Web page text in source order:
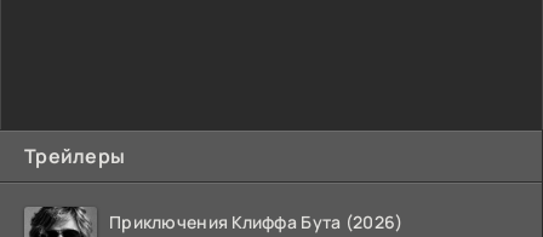
Трейлеры
Приключения Клиффа Бута (2026)